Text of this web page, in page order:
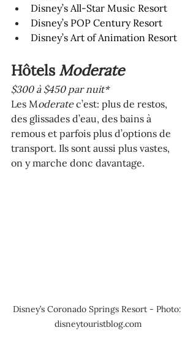
Disney’s All-Star Music Resort
Disney’s POP Century Resort
Disney’s Art of Animation Resort
Hôtels Moderate
$300 à $450 par nuit*
Les Moderate c’est: plus de restos,
des glissades d’eau, des bains à
remous et parfois plus d’options de
transport. Ils sont aussi plus vastes,
on y marche donc davantage.
Disney’s Coronado Springs Resort - Photo:
disneytouristblog.com